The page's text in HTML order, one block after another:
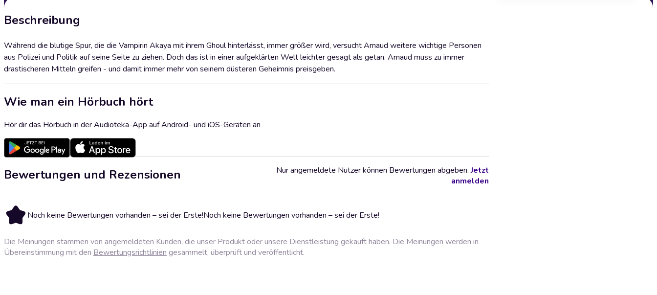
Beschreibung
Während die blutige Spur, die die Vampirin Akaya mit ihrem Ghoul hinterlässt, immer größer wird, versucht Arnaud weitere wichtige Personen
aus Polizei und Politik auf seine Seite zu ziehen. Doch das ist in einer aufgeklärten Welt leichter gesagt als getan. Arnaud muss zu immer
drastischeren Mitteln greifen - und damit immer mehr von seinem düsteren Geheimnis preisgeben.
Wie man ein Hörbuch hört
Hör dir das Hörbuch in der Audioteka-App auf Android- und iOS-Geräten an
Bewertungen und Rezensionen
Noch keine Bewertungen vorhanden – sei der Erste!Noch keine Bewertungen vorhanden – sei der Erste!
Nur angemeldete Nutzer können Bewertungen abgeben.Jetzt
anmelden
Die Meinungen stammen von angemeldeten Kunden, die unser Produkt oder unsere Dienstleistung gekauft haben. Die Meinungen werden in
Übereinstimmung mit den Bewertungsrichtlinien gesammelt, überprüft und veröffentlicht.